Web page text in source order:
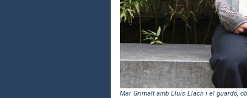
Mar Grimalt amb Lluís Llach i el guardó,